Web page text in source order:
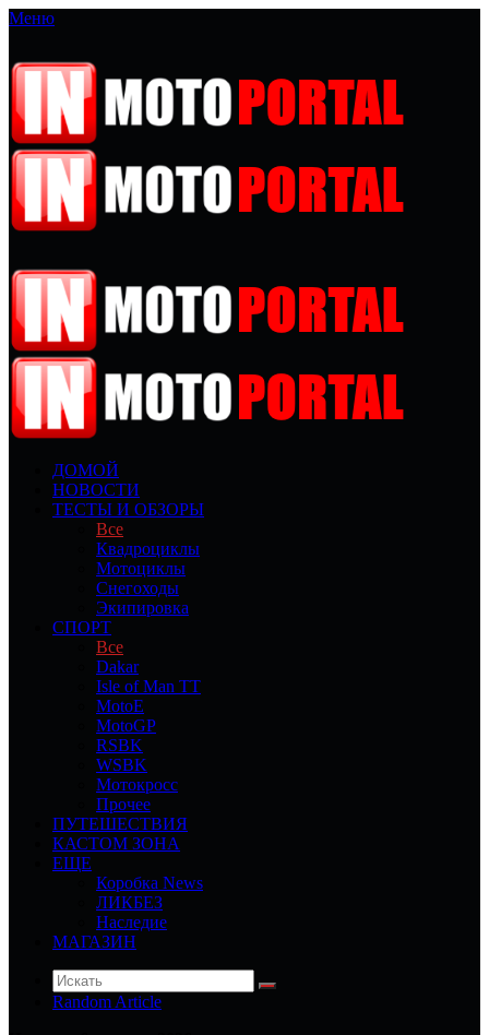
Меню
ДОМОЙ
НОВОСТИ
ТЕСТЫ И ОБЗОРЫ
Все
Квадроциклы
Мотоциклы
Снегоходы
Экипировка
СПОРТ
Все
Dakar
Isle of Man TT
MotoE
MotoGP
RSBK
WSBK
Мотокросс
Прочее
ПУТЕШЕСТВИЯ
КАСТОМ ЗОНА
ЕЩЕ
Коробка News
ЛИКБЕЗ
Наследие
МАГАЗИН
Random Article